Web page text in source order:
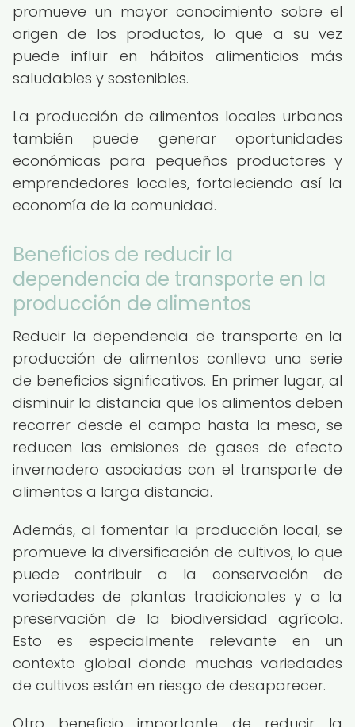
promueve un mayor conocimiento sobre el
origen de los productos, lo que a su vez
puede influir en hábitos alimenticios más
saludables y sostenibles.
La producción de alimentos locales urbanos
también puede generar oportunidades
económicas para pequeños productores y
emprendedores locales, fortaleciendo así la
economía de la comunidad.
Beneficios de reducir la
dependencia de transporte en la
producción de alimentos
Reducir la dependencia de transporte en la
producción de alimentos conlleva una serie
de beneficios significativos. En primer lugar, al
disminuir la distancia que los alimentos deben
recorrer desde el campo hasta la mesa, se
reducen las emisiones de gases de efecto
invernadero asociadas con el transporte de
alimentos a larga distancia.
Además, al fomentar la producción local, se
promueve la diversificación de cultivos, lo que
puede contribuir a la conservación de
variedades de plantas tradicionales y a la
preservación de la biodiversidad agrícola.
Esto es especialmente relevante en un
contexto global donde muchas variedades
de cultivos están en riesgo de desaparecer.